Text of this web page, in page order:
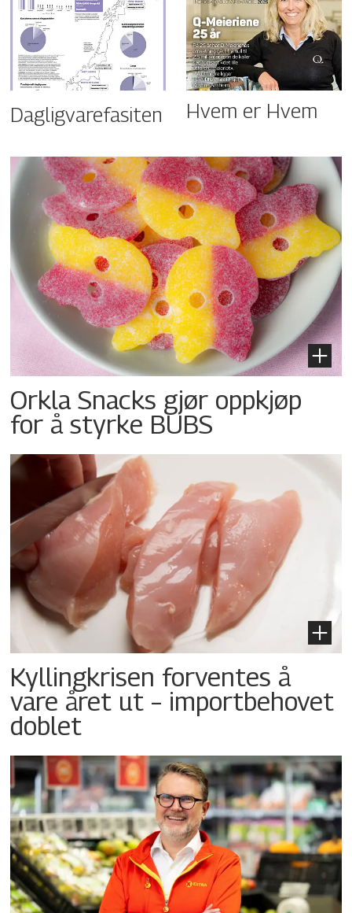
Dagligvarefasiten Hvem er Hvem
Orkla Snacks gjør oppkjøp
for å styrke BUBS
Kyllingkrisen forventes å
vare året ut – importbehovet
doblet